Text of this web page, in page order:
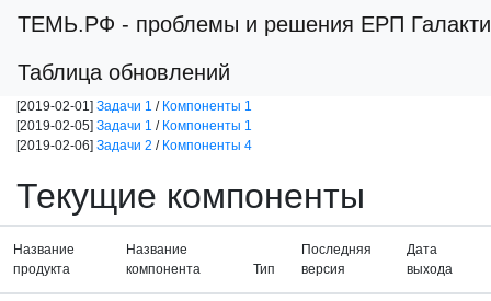
ТЕМЬ.РФ - проблемы и решения ЕРП
Таблица обновлений
[2019-02-01] Задачи 1 / Компоненты 1
[2019-02-05] Задачи 1 / Компоненты 1
[2019-02-06] Задачи 2 / Компоненты 4
Текущие компоненты
Название
продукта
Название
компонента
Тип
Последняя
версия
Дата
выхода